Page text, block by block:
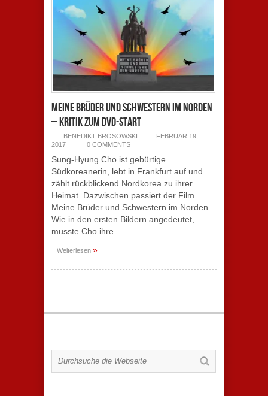
Meine Brüder und Schwestern im Norden
– Kritik zum DVD-Start
BENEDIKT BROSOWSKI
FEBRUAR 19,
2017
0 COMMENTS
Sung-Hyung Cho ist gebürtige
Südkoreanerin, lebt in Frankfurt auf und
zählt rückblickend Nordkorea zu ihrer
Heimat. Dazwischen passiert der Film
Meine Brüder und Schwestern im Norden.
Wie in den ersten Bildern angedeutet,
musste Cho ihre
Weiterlesen »